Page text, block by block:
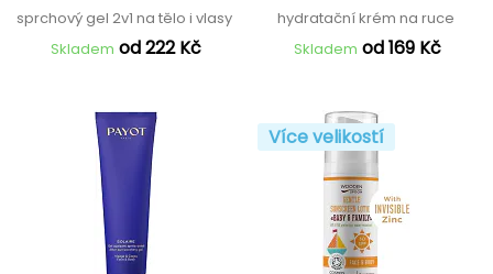
sprchový gel 2v1 na tělo i vlasy
Skladem od 222 Kč
hydratační krém na ruce
Skladem od 169 Kč
Více velikostí